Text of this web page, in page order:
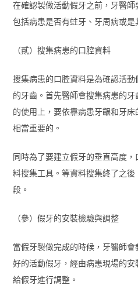
在確認製做活動假牙之前，牙醫
包括病患是否有蛀牙、牙周病或是
（貳）搜集病患的口腔資料
搜集病患的口腔資料是為確認活
的牙齒。首先醫師會搜集病患的
的使用上，要依靠病患牙齦和牙
相當重要的。
同時為了要建立假牙的垂直高度
料搜集工具。等資料搜集終了之
段。
（參）假牙的安裝檢驗與調整
當假牙製做完成的時候，牙醫師
好的活動假牙，經由病患現場的
給假牙進行調整。